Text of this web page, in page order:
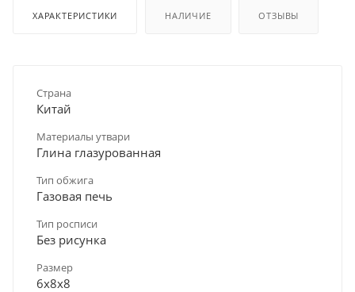
ХАРАКТЕРИСТИКИ НАЛИЧИЕ ОТЗЫВЫ
Страна
Китай
Материалы утвари
Глина глазурованная
Тип обжига
Газовая печь
Тип росписи
Без рисунка
Размер
6х8х8